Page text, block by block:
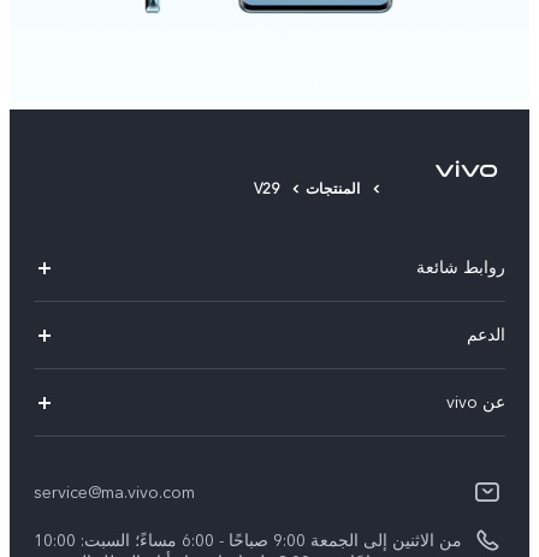
المنتجات V29
روابط شائعة
Y31d
V70 FE
الدعم
مركز الخدمة
Funtouch OS
مصادقة IMEI
عن vivo
الأخبار
الإشعارات القانونية
service@ma.vivo.com
من الاثنين إلى الجمعة 9:00 صباحًا - 6:00 مساءً؛ السبت: 10:00